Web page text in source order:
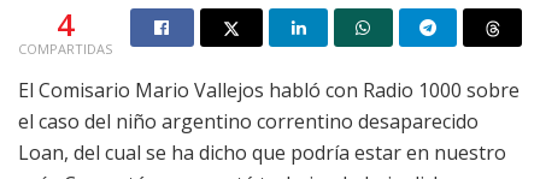
4
COMPARTIDAS
El Comisario Mario Vallejos habló con Radio 1000 sobre
el caso del niño argentino correntino desaparecido
Loan, del cual se ha dicho que podría estar en nuestro